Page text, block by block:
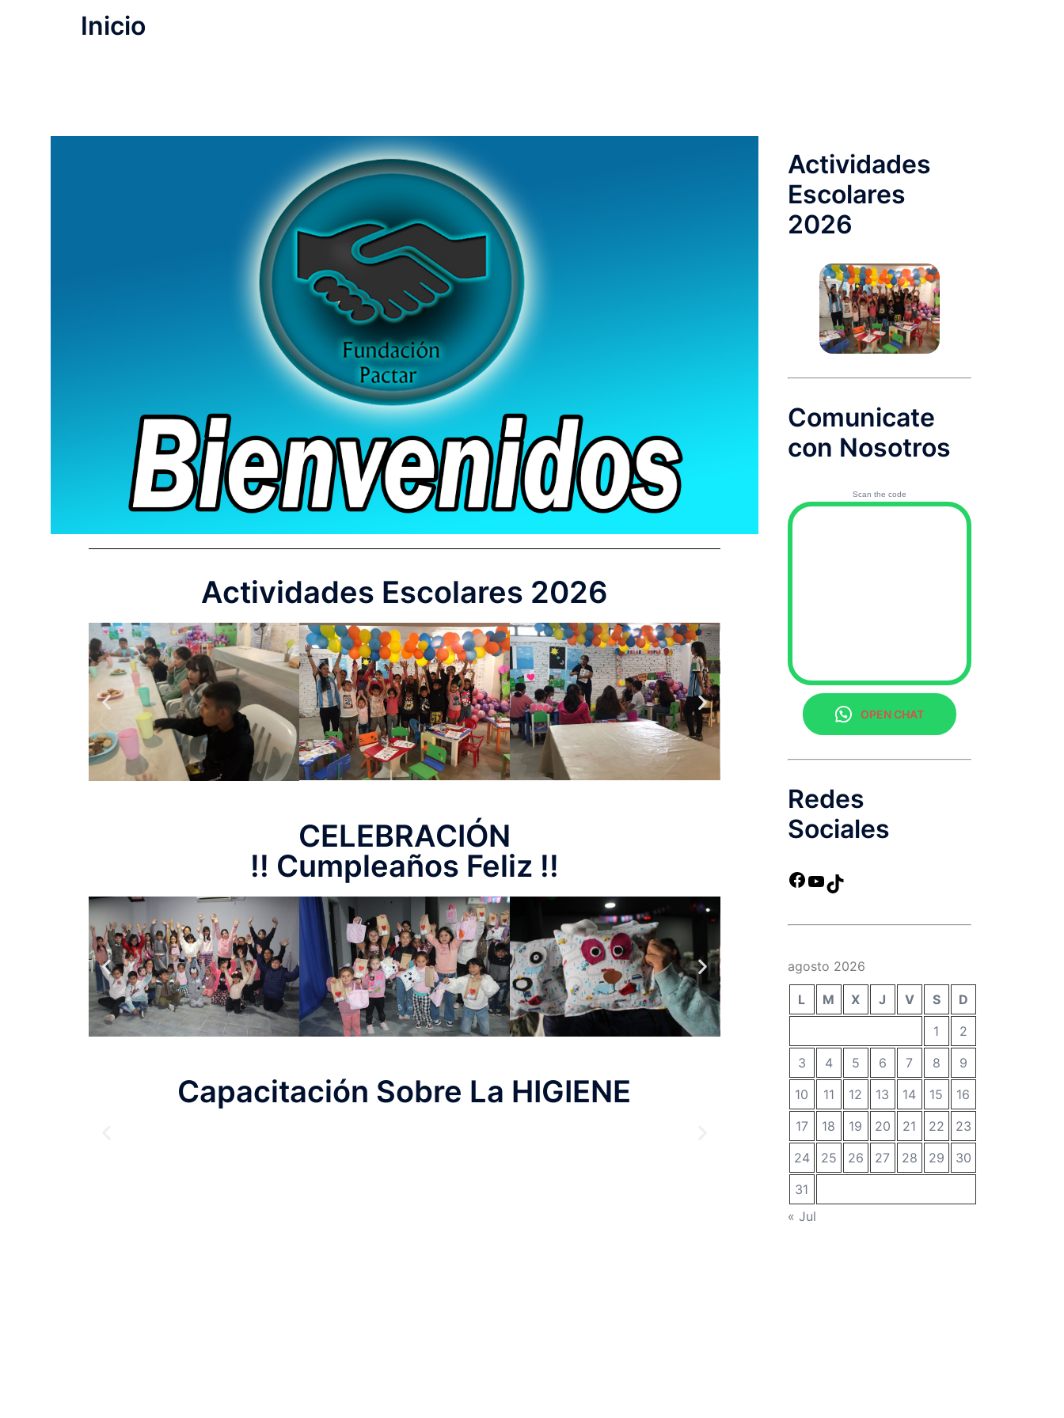
Inicio
Actividades Escolares 2026
CELEBRACIÓN
!! Cumpleaños Feliz !!
Capacitación Sobre La HIGIENE
Actividades
Escolares
2026 ​
Comunicate
con Nosotros
Scan the code
OPEN CHAT
Redes
Sociales
agosto 2026
L M X J V S
D
1
2
3
4 5 6 7 8
9
10
11 12 13 14 15
16
17
18 19 20 21 22
23
24
25 26 27 28 29
30
31
« Jul